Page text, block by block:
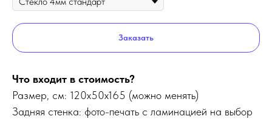
Заказать
Что входит в стоимость?
Размер, cм: 120х50х165 (можно менять)
Задняя стенка: фото-печать с ламинацией на выбор